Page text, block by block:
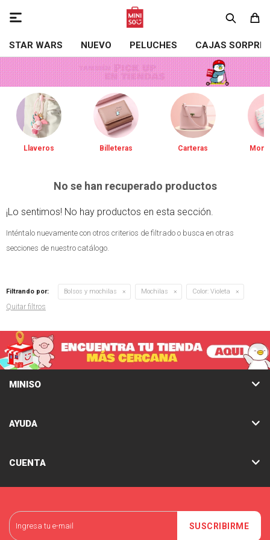
STAR WARS NUEVO PELUCHES CAJAS

Llaveros Billeteras Carteras
No se han recuperado productos
¡Lo sentimos! No hay productos en esta sección.
Inténtalo nuevamente con otros criterios de filtrado o busca en otras
secciones de nuestro catálogo.
Filtrando por: Bolsos y mochilas Mochilas Color: Violeta
Quitar filtros
SUSCRIBIRME
MINISO
AYUDA
CUENTA